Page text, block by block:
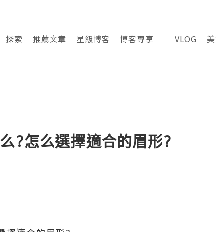
探索 推薦文章 星級博客 博客專享 VLOG
?怎么選擇適合的眉形?